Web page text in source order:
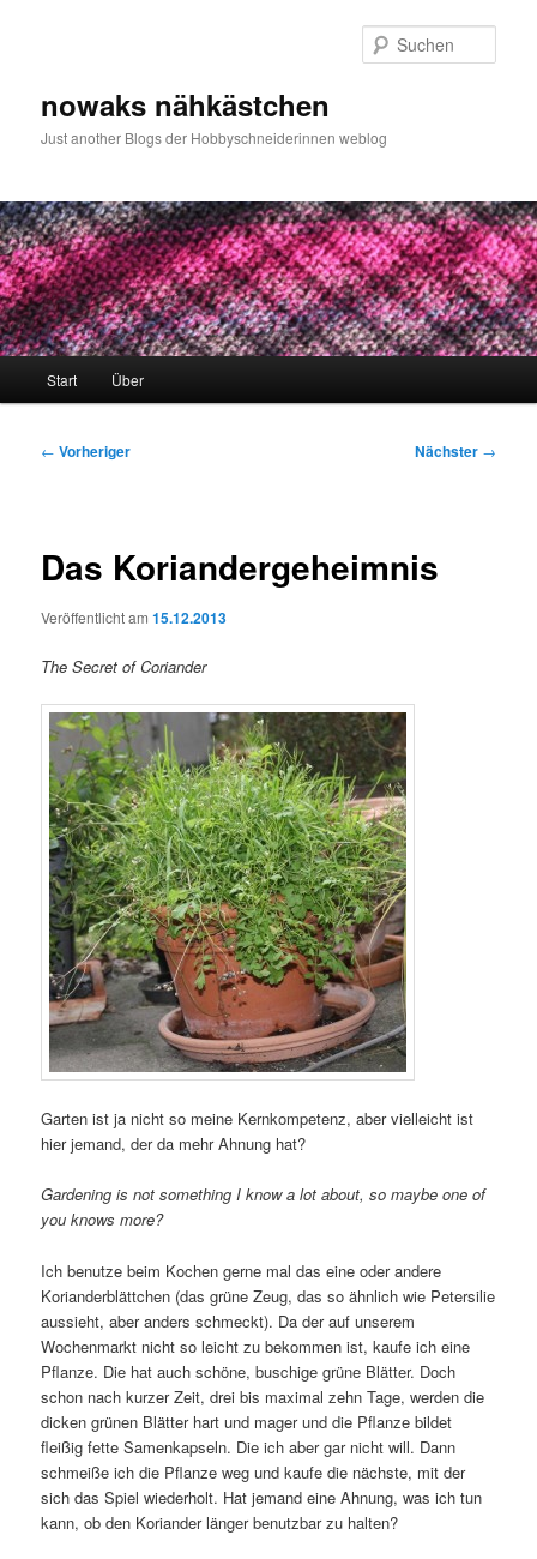
nowaks nähkästchen
Just another Blogs der Hobbyschneiderinnen weblog
Start Über
Beitragsnavigation
← Vorheriger Nächster →
Das Koriandergeheimnis
Veröffentlicht am15.12.2013
The Secret of Coriander
Garten ist ja nicht so meine Kernkompetenz, aber vielleicht ist
hier jemand, der da mehr Ahnung hat?
Gardening is not something I know a lot about, so maybe one of
you knows more?
Ich benutze beim Kochen gerne mal das eine oder andere
Korianderblättchen (das grüne Zeug, das so ähnlich wie Petersilie
aussieht, aber anders schmeckt). Da der auf unserem
Wochenmarkt nicht so leicht zu bekommen ist, kaufe ich eine
Pflanze. Die hat auch schöne, buschige grüne Blätter. Doch
schon nach kurzer Zeit, drei bis maximal zehn Tage, werden die
dicken grünen Blätter hart und mager und die Pflanze bildet
fleißig fette Samenkapseln. Die ich aber gar nicht will. Dann
schmeiße ich die Pflanze weg und kaufe die nächste, mit der
sich das Spiel wiederholt. Hat jemand eine Ahnung, was ich tun
kann, ob den Koriander länger benutzbar zu halten?